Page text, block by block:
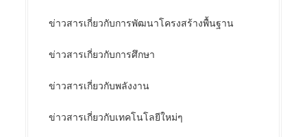
ข่าวสารเกี่ยวกับการพัฒนาโครงสร้างพื้นฐาน
ข่าวสารเกี่ยวกับการศึกษา
ข่าวสารเกี่ยวกับพลังงาน
ข่าวสารเกี่ยวกับเทคโนโลยีใหม่ๆ